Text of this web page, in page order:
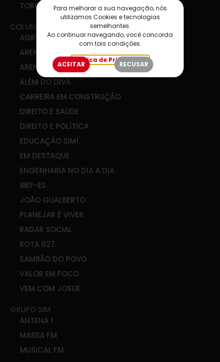
TORCIDA SIM
COLUNAS
AGRO & COOP
ARENA DE IDEIAS
ARENA DIGITAL
ALÉM DO DIVÃ
CARREIRA EM CONSTRUÇÃO
DIREITO E SAÚDE
DIREITO E POLÍTICA
EDUCAÇÃO SIM!
EM DESTAQUE
ENGENHARIA NO DIA A DIA
IBEF-ES
JOÃO GUALBERTO
PLANEJAR É VIVER
RADAR SOCIAL
ROTA 027
SAMBÃO DO POVO
VALOR EM FOCO
VEM COM JOSUE
GRUPO SIM
ANTENA 1
MASSA FM
MUSICAL FM
Para melhorar a sua navegação, nós
utilizamos Cookies e tecnologias
semelhantes.
Ao continuar navegando, você concorda
com tais condições.
Política de Privacidade
ACEITAR RECUSAR